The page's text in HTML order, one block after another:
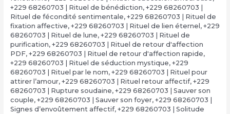
+229 68260703 | Rituel de bénédiction, +229 68260703 |
Rituel de fécondité sentimentale, +229 68260703 | Rituel de
fixation affective, +229 68260703 | Rituel de lien éternel , +229
68260703 | Rituel de lune, +229 68260703 | Rituel de
purification, +229 68260703 | Rituel de retour d'affection
PDF, +229 68260703 | Rituel de retour d'affection rapide,
+229 68260703 | Rituel de séduction mystique, +229
68260703 | Rituel par le nom, +229 68260703 | Rituel pour
attirer l’amour, +229 68260703 | Rituel retour affectif, +229
68260703 | Rupture soudaine, +229 68260703 | Sauver son
couple, +229 68260703 | Sauver son foyer, +229 68260703 |
Signes d’envoûtement affectif, +229 68260703 | Solitude